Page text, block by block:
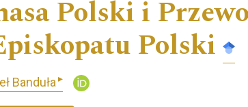
Polski i
Polski
Banduła ▸